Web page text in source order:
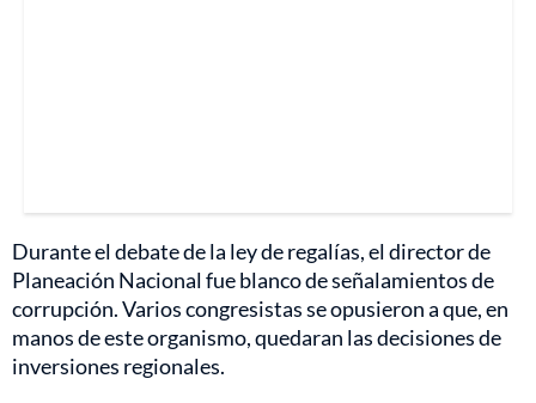
Durante el debate de la ley de regalías, el director de
Planeación Nacional fue blanco de señalamientos de
corrupción. Varios congresistas se opusieron a que, en
manos de este organismo, quedaran las decisiones de
inversiones regionales.